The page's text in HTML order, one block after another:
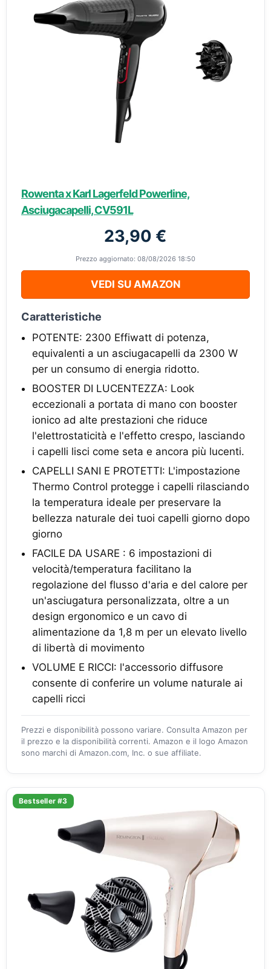
Rowenta x Karl Lagerfeld Powerline,
Asciugacapelli, CV591L
23,90 €
Prezzo aggiornato: 08/08/2026 18:50
VEDI SU AMAZON
Caratteristiche
POTENTE: 2300 Effiwatt di potenza,
equivalenti a un asciugacapelli da 2300 W
per un consumo di energia ridotto.
BOOSTER DI LUCENTEZZA: Look
eccezionali a portata di mano con booster
ionico ad alte prestazioni che riduce
l'elettrostaticità e l'effetto crespo, lasciando
i capelli lisci come seta e ancora più lucenti.
CAPELLI SANI E PROTETTI: L'impostazione
Thermo Control protegge i capelli rilasciando
la temperatura ideale per preservare la
bellezza naturale dei tuoi capelli giorno dopo
giorno
FACILE DA USARE : 6 impostazioni di
velocità/temperatura facilitano la
regolazione del flusso d'aria e del calore per
un'asciugatura personalizzata, oltre a un
design ergonomico e un cavo di
alimentazione da 1,8 m per un elevato livello
di libertà di movimento
VOLUME E RICCI: l'accessorio diffusore
consente di conferire un volume naturale ai
capelli ricci
Prezzi e disponibilità possono variare. Consulta Amazon per
il prezzo e la disponibilità correnti. Amazon e il logo Amazon
sono marchi di Amazon.com, Inc. o sue affiliate.
Bestseller #3